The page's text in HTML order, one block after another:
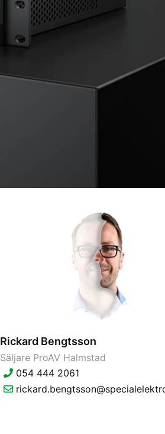
Rickard Bengtsson
Säljare ProAV Halmstad
054 444 2061